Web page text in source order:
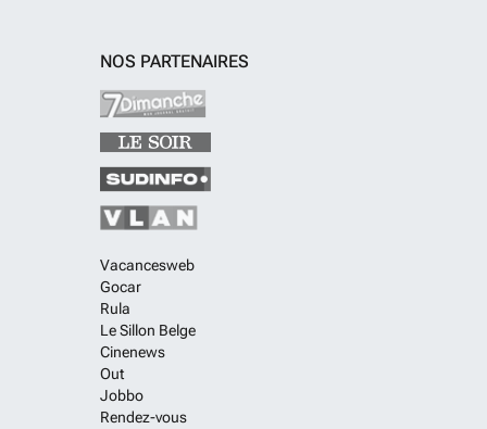
NOS PARTENAIRES
Vacancesweb
Gocar
Rula
Le Sillon Belge
Cinenews
Out
Jobbo
Rendez-vous